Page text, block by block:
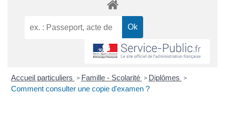
Accueil particuliers > Famille - Scolarité > Diplômes >
Comment consulter une copie d'examen ?